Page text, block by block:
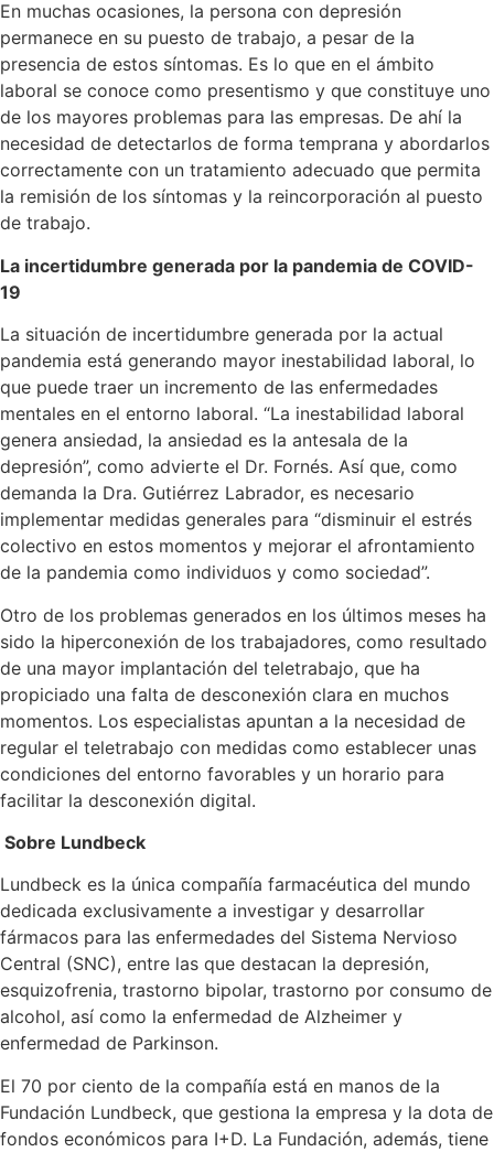
En muchas ocasiones, la persona con depresión
permanece en su puesto de trabajo, a pesar de la
presencia de estos síntomas. Es lo que en el ámbito
laboral se conoce como presentismo y que constituye uno
de los mayores problemas para las empresas. De ahí la
necesidad de detectarlos de forma temprana y abordarlos
correctamente con un tratamiento adecuado que permita
la remisión de los síntomas y la reincorporación al puesto
de trabajo.
La incertidumbre generada por la pandemia de COVID-
19
La situación de incertidumbre generada por la actual
pandemia está generando mayor inestabilidad laboral, lo
que puede traer un incremento de las enfermedades
mentales en el entorno laboral. “La inestabilidad laboral
genera ansiedad, la ansiedad es la antesala de la
depresión”, como advierte el Dr. Fornés. Así que, como
demanda la Dra. Gutiérrez Labrador, es necesario
implementar medidas generales para “disminuir el estrés
colectivo en estos momentos y mejorar el afrontamiento
de la pandemia como individuos y como sociedad”.
Otro de los problemas generados en los últimos meses ha
sido la hiperconexión de los trabajadores, como resultado
de una mayor implantación del teletrabajo, que ha
propiciado una falta de desconexión clara en muchos
momentos. Los especialistas apuntan a la necesidad de
regular el teletrabajo con medidas como establecer unas
condiciones del entorno favorables y un horario para
facilitar la desconexión digital.
Sobre Lundbeck
Lundbeck es la única compañía farmacéutica del mundo
dedicada exclusivamente a investigar y desarrollar
fármacos para las enfermedades del Sistema Nervioso
Central (SNC), entre las que destacan la depresión,
esquizofrenia, trastorno bipolar, trastorno por consumo de
alcohol, así como la enfermedad de Alzheimer y
enfermedad de Parkinson.
El 70 por ciento de la compañía está en manos de la
Fundación Lundbeck, que gestiona la empresa y la dota de
fondos económicos para I+D. La Fundación, además, tiene